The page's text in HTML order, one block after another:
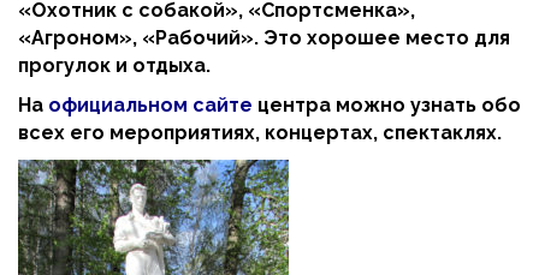
«Охотник с собакой», «Спортсменка»,
«Агроном», «Рабочий». Это хорошее место для
прогулок и отдыха.
На официальном сайте центра можно узнать обо
всех его мероприятиях, концертах, спектаклях.